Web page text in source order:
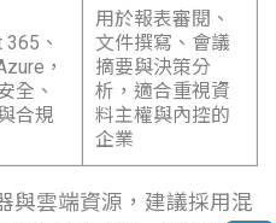
、
，
全、
合規
用於報表審閱、
文件撰寫、會議
摘要與決策分
析，適合重視資
料主權與內控的
企業
與雲端資源，建議採用混